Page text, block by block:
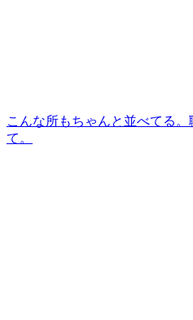
こんな所もちゃんと並べてる
て。